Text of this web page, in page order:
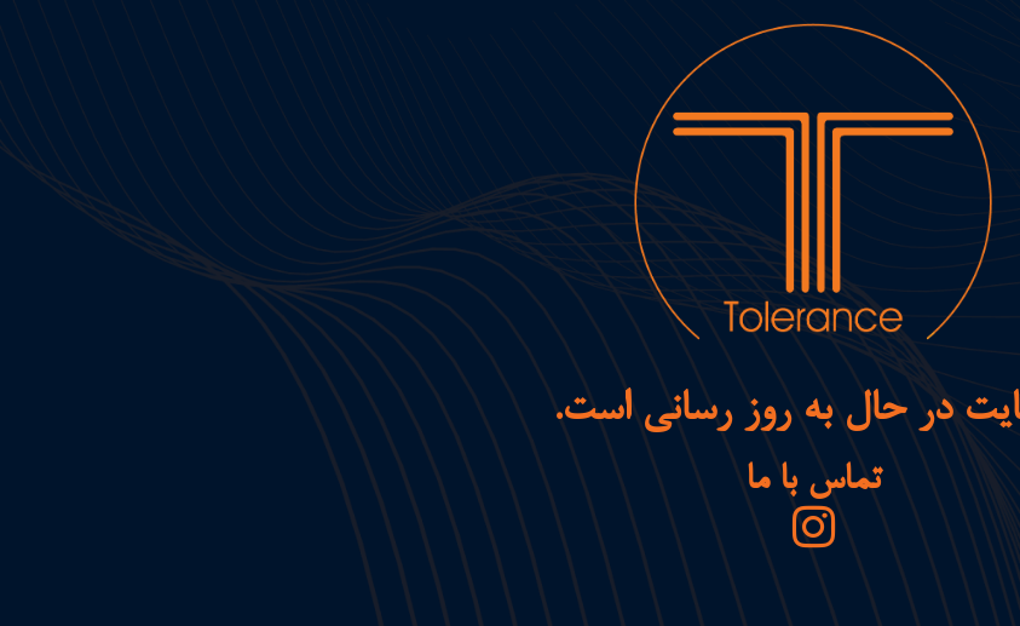
در حال به روز رسانی است.
تماس با ما